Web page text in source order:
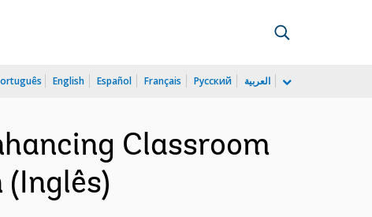
English Español Français Русский العربية
Classroom
(Inglês)